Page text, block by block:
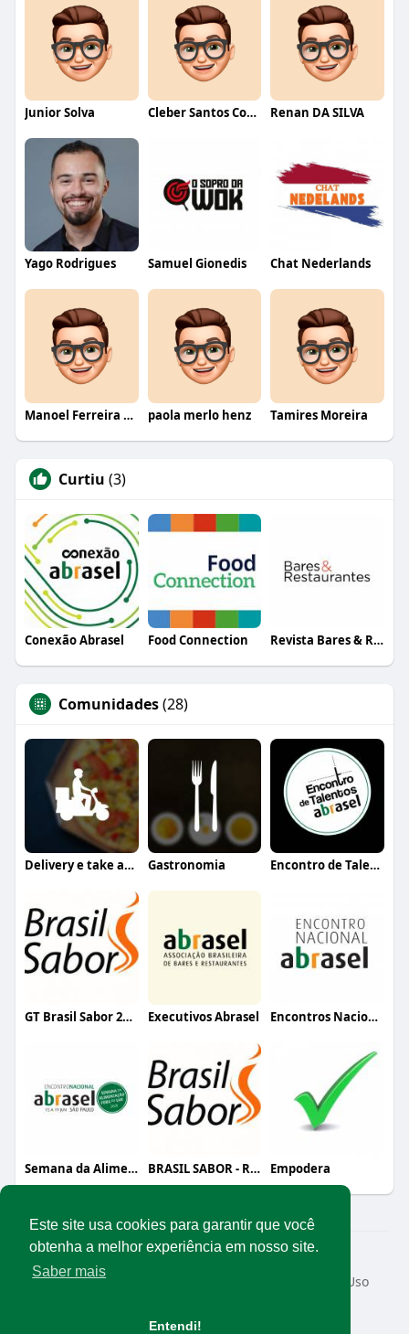
Este site usa cookies para garantir que você
obtenha a melhor experiência em nosso site.
Saber mais
Entendi!
Junior Solva Cleber Santos Costa Renan DA SILVA
Yago Rodrigues Samuel Gionedis Chat Nederlands
Manoel Ferreira dos Santos junior paola merlo henz Tamires Moreira
Curtiu (3)
Conexão Abrasel Food Connection Revista Bares & Restaurantes
Comunidades(28)
Delivery e take away Gastronomia Encontro de Talentos Abrasel
GT Brasil Sabor 2020 Executivos Abrasel Encontros Nacionais Abrasel (interno)
Semana da Alimentação Fora do Lar (organ BRASIL SABOR - REALIZAÇÃO DO EVENTO Empodera
© 2026 Rede Abrasel
Início
Sobre
Termos de Uso